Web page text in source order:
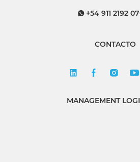
+54 911 2192
CONTACTO
MANAGEMENT